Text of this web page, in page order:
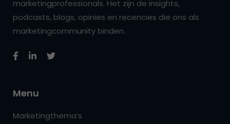
marketingprofessionals. Het zijn de insights,
podcasts, blogs, opinies en recencies die ons als
marketingcommunity binden.
Menu
Marketingthema’s